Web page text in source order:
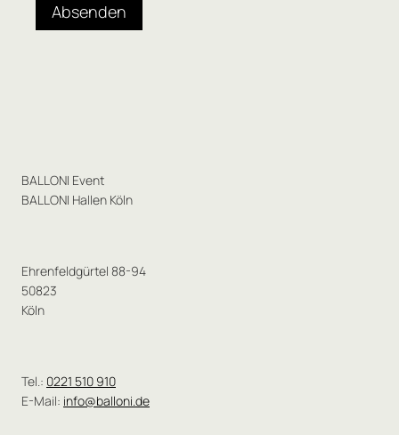
Absenden
BALLONI Event
BALLONI Hallen Köln
Ehrenfeldgürtel 88-94
50823
Köln
Tel.: 0221 510 910
E-Mail: info@balloni.de